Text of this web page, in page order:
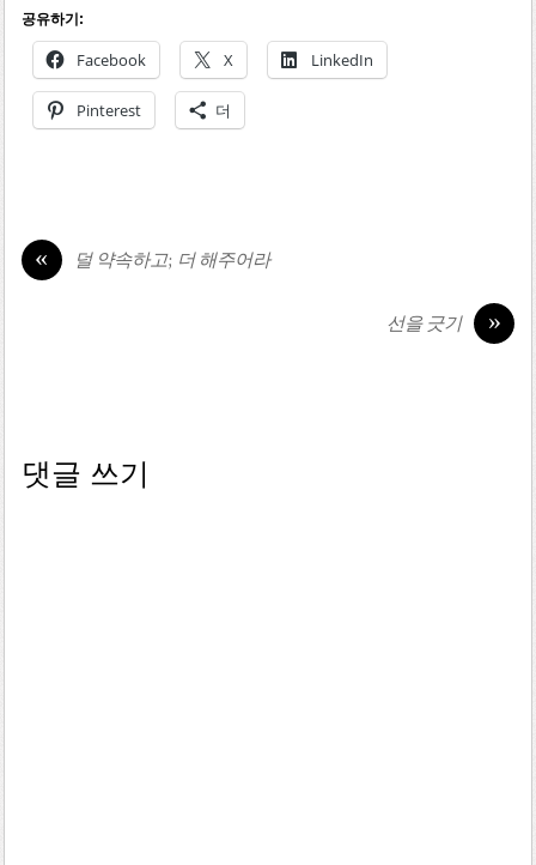
공유하기:
Facebook X LinkedIn
Pinterest 더
« 덜 약속하고; 더 해주어라
»
선을 긋기
댓글 쓰기